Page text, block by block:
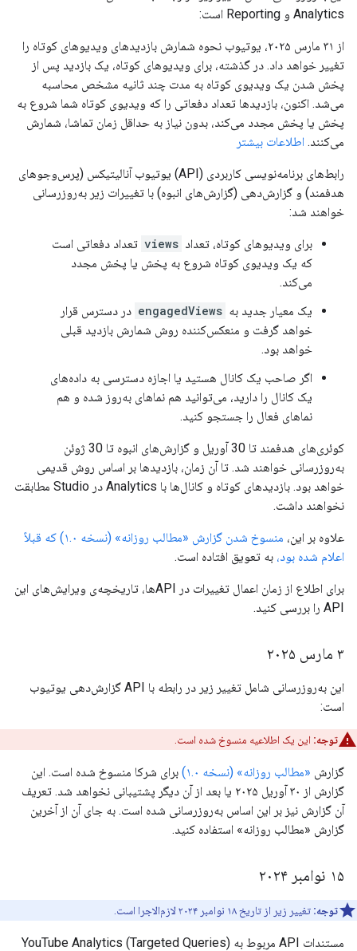
Analytics و Reporting است:
از ۳۱ مارس ۲۰۲۵، یوتیوب نحوه شمارش بازدیدهای ویدیوهای کوتاه را
تغییر خواهد داد. در گذشته، برای ویدیوهای کوتاه، یک بازدید پس از
پخش شدن یک ویدیوی کوتاه به مدت چند ثانیه مشخص محاسبه
می‌شد. اکنون، بازدیدها تعداد دفعاتی را که ویدیوی کوتاه شما شروع به
پخش یا پخش مجدد می‌کند، بدون نیاز به حداقل زمان تماشا، شمارش
می‌کنند. اطلاعات بیشتر
رابط‌های برنامه‌نویسی کاربردی (API) یوتیوب آنالیتیکس (پرس‌وجوهای
هدفمند) و گزارش‌دهی (گزارش‌های انبوه) با تغییرات زیر به‌روزرسانی
خواهند شد:
برای ویدیوهای کوتاه، تعداد views تعداد دفعاتی است
که یک ویدیوی کوتاه شروع به پخش یا پخش مجدد
می‌کند.
یک معیار جدید به engagedViews در دسترس قرار
خواهد گرفت و منعکس‌کننده روش شمارش بازدید قبلی
خواهد بود.
اگر صاحب یک کانال هستید یا اجازه دسترسی به داده‌های
یک کانال را دارید، می‌توانید هم نماهای به‌روز شده و هم
نماهای فعال را جستجو کنید.
کوئری‌های هدفمند تا 30 آوریل و گزارش‌های انبوه تا 30 ژوئن
به‌روزرسانی خواهند شد. تا آن زمان، بازدیدها بر اساس روش قدیمی
خواهد بود. بازدیدهای کوتاه و کانال‌ها با Analytics در Studio مطابقت
نخواهند داشت.
علاوه بر این،
منسوخ شدن گزارش «مطالب روزانه» (نسخه ۱.۰) که قبلاً
اعلام شده بود، به تعویق افتاده است.
برای اطلاع از زمان اعمال تغییرات در APIها، تاریخچه‌ی ویرایش‌های این
API را بررسی کنید.
۳ مارس ۲۰۲۵
این به‌روزرسانی شامل تغییر زیر در رابطه با API گزارش‌دهی یوتیوب
است:
توجه: این یک اطلاعیه منسوخ شده است.
گزارش «مطالب روزانه» (نسخه ۱.۰)
برای شرکا منسوخ شده است. این
گزارش از ۳۰ آوریل ۲۰۲۵ یا بعد از آن دیگر پشتیبانی نخواهد شد. تعریف
آن گزارش نیز بر این اساس به‌روزرسانی شده است. به جای آن از آخرین
گزارش «مطالب روزانه» استفاده کنید.
۱۵ نوامبر ۲۰۲۴
توجه: تغییر زیر از تاریخ ۱۸ نوامبر ۲۰۲۴ لازم‌الاجرا است.
مستندات API مربوط به YouTube Analytics (Targeted Queries)